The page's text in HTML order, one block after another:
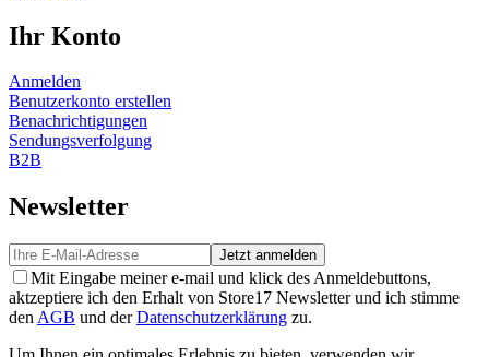
Ihr Konto
Anmelden
Benutzerkonto erstellen
Benachrichtigungen
Sendungsverfolgung
B2B
Newsletter
Jetzt anmelden
Mit Eingabe meiner e-mail und klick des Anmeldebuttons,
aktzeptiere ich den Erhalt von Store17 Newsletter und ich stimme
den AGB und derDatenschutzerklärung zu.